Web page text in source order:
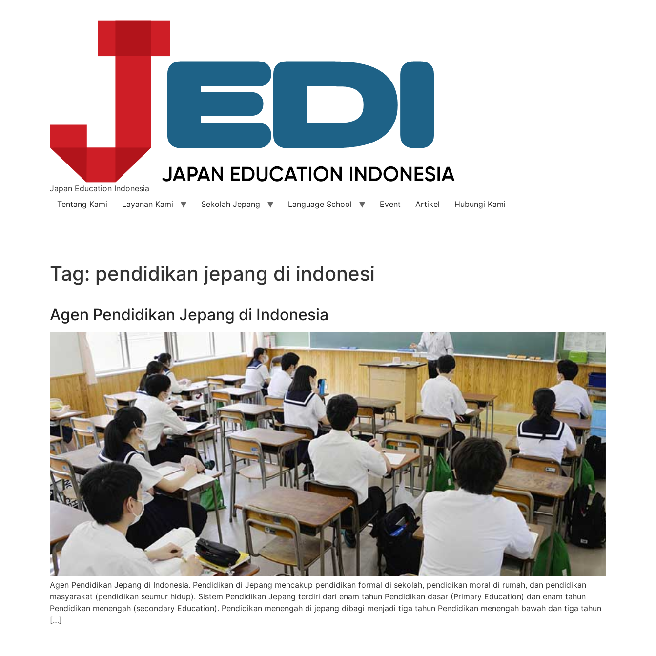
Japan Education Indonesia
Tentang Kami
Layanan Kami Sekolah Jepang Language School Event Artikel Hubungi Kami
Tag: pendidikan jepang di indonesi
Agen Pendidikan Jepang di Indonesia
Agen Pendidikan Jepang di Indonesia. Pendidikan di Jepang mencakup pendidikan formal di sekolah, pendidikan moral di rumah, dan pendidikan
masyarakat (pendidikan seumur hidup). Sistem Pendidikan Jepang terdiri dari enam tahun Pendidikan dasar (Primary Education) dan enam tahun
Pendidikan menengah (secondary Education). Pendidikan menengah di jepang dibagi menjadi tiga tahun Pendidikan menengah bawah dan tiga tahun
[…]